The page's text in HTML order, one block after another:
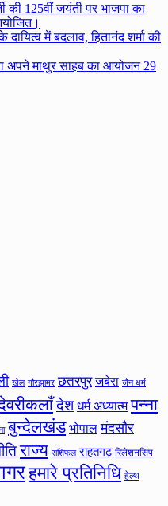
की 125वीं जयंती पर भाजपा का
में बदलाव, हितानंद शर्मा की
अपने माथुर साहब का आयोजन 29
खेल गौरझामर छतरपुर जबेरा जैन धर्म
देश धर्म अध्यात्म पन्ना
बुन्देलखंड भोपाल मंदसौर
राज्य राशिफल राहतगढ़ रिलेशनसिप
हमारे प्रतिनिधि हेल्थ